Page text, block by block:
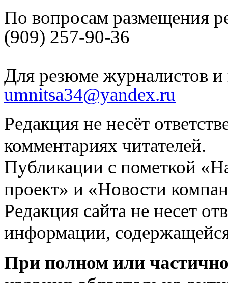
По вопросам размещения
(909) 257-90-36
Для резюме журналистов и
umnitsa34@yandex.ru
Редакция не несёт
комментариях читателей.
Публикации с пометкой
проект» и «Новости
Редакция сайта не несет
информации,
При полном или